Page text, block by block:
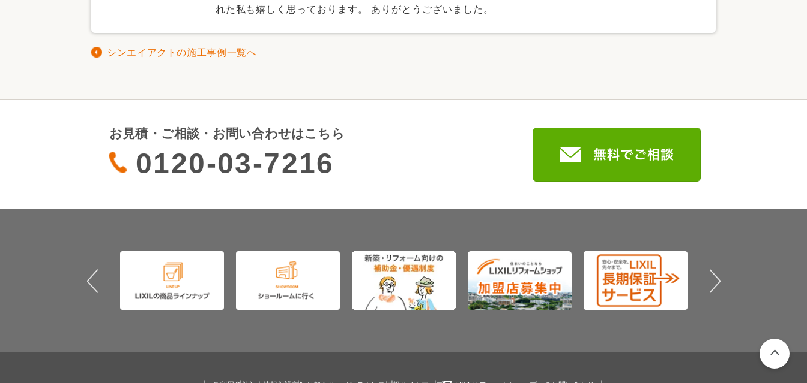
れた私も嬉しく思っております。 ありがとうございました。
シンエイアクトの施工事例一覧へ
お見積・ご相談・お問い合わせはこちら
0120-03-7216